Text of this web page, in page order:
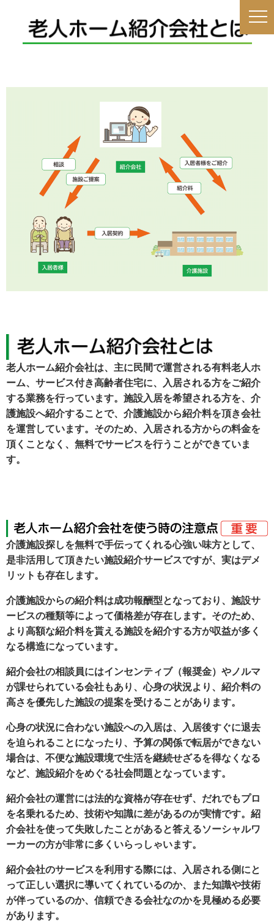
老人ホーム紹介会社は、主に民間で運営される有料老人ホ
ーム、サービス付き高齢者住宅に、入居される方をご紹介
する業務を行っています。施設入居を希望される方を、介
護施設へ紹介することで、介護施設から紹介料を頂き会社
を運営しています。そのため、入居される方からの料金を
頂くことなく、無料でサービスを行うことができていま
す。
介護施設探しを無料で手伝ってくれる心強い味方として、
是非活用して頂きたい施設紹介サービスですが、実はデメ
リットも存在します。
介護施設からの紹介料は成功報酬型となっており、施設サ
ービスの種類等によって価格差が存在します。そのため、
より高額な紹介料を貰える施設を紹介する方が収益が多く
なる構造になっています。
紹介会社の相談員にはインセンティブ（報奨金）やノルマ
が課せられている会社もあり、心身の状況より、紹介料の
高さを優先した施設の提案を受けることがあります。
心身の状況に合わない施設への入居は、入居後すぐに退去
を迫られることになったり、予算の関係で転居ができない
場合は、不便な施設環境で生活を継続せざるを得なくなる
など、施設紹介をめぐる社会問題となっています。
紹介会社の運営には法的な資格が存在せず、だれでもプロ
を名乗れるため、技術や知識に差があるのが実情です。紹
介会社を使って失敗したことがあると答えるソーシャルワ
ーカーの方が非常に多くいらっしゃいます。
紹介会社のサービスを利用する際には、入居される側にと
って正しい選択に導いてくれているのか、また知識や技術
が伴っているのか、信頼できる会社なのかを見極める必要
があります。